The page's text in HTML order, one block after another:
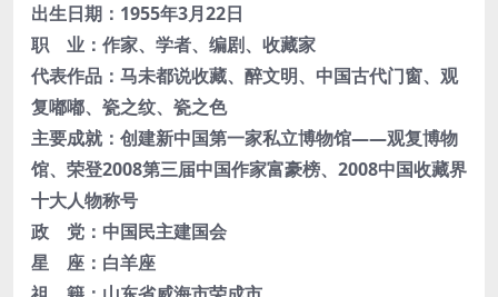
出生日期： 1955年3月22日
职 业： 作家、 学者、 编剧、 收藏家
代表作品： 马未都说收藏、 醉文明、 中国古代门窗、 观
复嘟嘟、 瓷之纹、 瓷之色
主要成就： 创建新中国第一家私立博物馆——观复博物
馆、 荣登2008第三届中国作家富豪榜、 2008中国收藏界
十大人物称号
政 党： 中国民主建国会
星 座： 白羊座